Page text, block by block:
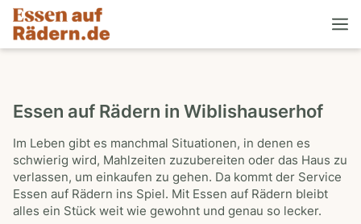
Essen auf Rädern in Wiblishauserhof
Im Leben gibt es manchmal Situationen, in denen es
schwierig wird, Mahlzeiten zuzubereiten oder das Haus zu
verlassen, um einkaufen zu gehen. Da kommt der Service
Essen auf Rädern ins Spiel. Mit Essen auf Rädern bleibt
alles ein Stück weit wie gewohnt und genau so lecker.